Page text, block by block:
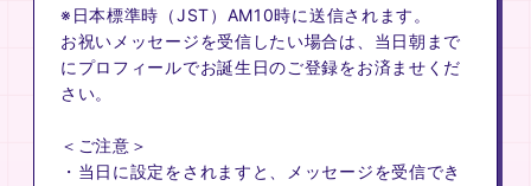
ME:I COMMUNE ME:I
※日本標準時（JST）AM10時に送信されます。
お祝いメッセージを受信したい場合は、当日朝まで
にプロフィールでお誕生日のご登録をお済ませくだ
さい。
＜ご注意＞
・当日に設定をされますと、メッセージを受信でき